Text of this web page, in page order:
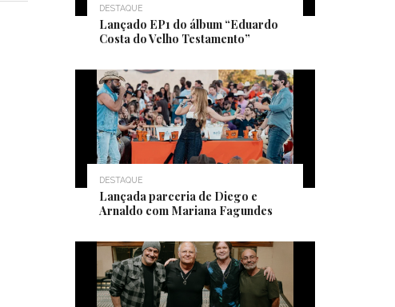
DESTAQUE
Lançado EP1 do álbum “Eduardo
Costa do Velho Testamento”
DESTAQUE
Lançada parceria de Diego e
Arnaldo com Mariana Fagundes